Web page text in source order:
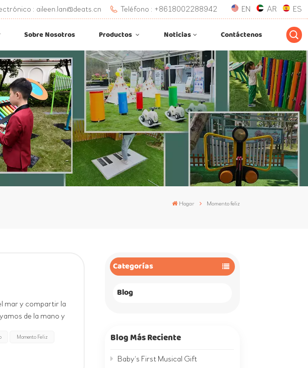
: aileen.lan@deats.cn Teléfono : +8618002288942 EN AR ES
Sobre Nosotros Productos Noticias Contáctenos
Hogar Momento feliz
Categorías
Blog
Blog Más Reciente
Baby‘s First Musical Gift
mar y compartir la
de la mano y
Momento Feliz